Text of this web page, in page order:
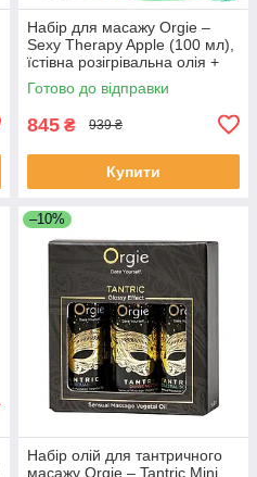
Набір для масажу Orgie –
Sexy Therapy Apple (100 мл),
їстівна розігрівальна олія +
пір’їнка
Готово до відправки
845 ₴ 939 ₴
Купити
–10%
Набір олій для тантричного
масажу Orgie – Tantric Mini